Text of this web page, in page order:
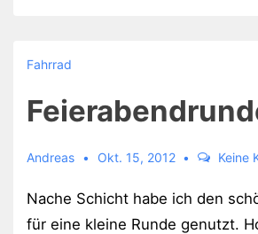
Fahrrad
Andreas Okt. 15, 2012 Keine
Nache Schicht habe ich den
für eine kleine Runde genutzt.